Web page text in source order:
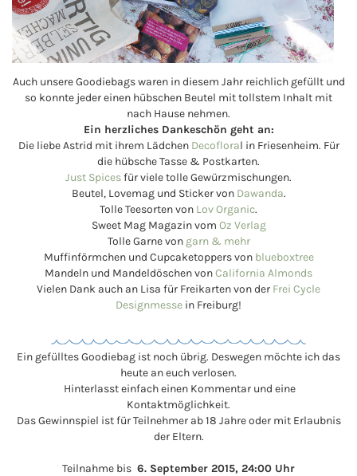
Auch unsere Goodiebags waren in diesem Jahr reichlich gefüllt und
so konnte jeder einen hübschen Beutel mit tollstem Inhalt mit
nach Hause nehmen.
Ein herzliches Dankeschön geht an:
Die liebe Astrid mit ihrem Lädchen Decofloral in Friesenheim. Für
die hübsche Tasse & Postkarten.
Just Spicesfür viele tolle Gewürzmischungen.
Beutel, Lovemag und Sticker von Dawanda.
Tolle Teesorten von Lov Organic.
Sweet Mag Magazin vom Oz Verlag
Tolle Garne von garn & mehr
Muffinförmchen und Cupcaketoppers von blueboxtree
Mandeln und Mandeldöschen vonCalifornia Almonds
Vielen Dank auch an Lisa für Freikarten von der Frei Cycle
Designmesse in Freiburg!
Ein gefülltes Goodiebag ist noch übrig. Deswegen möchte ich das
heute an euch verlosen.
Hinterlasst einfach einen Kommentar und eine
Kontaktmöglichkeit.
Das Gewinnspiel ist für Teilnehmer ab 18 Jahre oder mit Erlaubnis
der Eltern.
Teilnahme bis 6. September 2015, 24:00 Uhr